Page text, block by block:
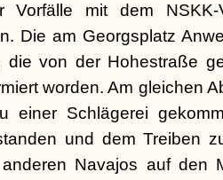
mit dem NSKK-
Die am Georgsplatz
die von der Hohestraße
worden. Am gleichen
einer Schlägerei
und dem Treiben
Navajos auf den